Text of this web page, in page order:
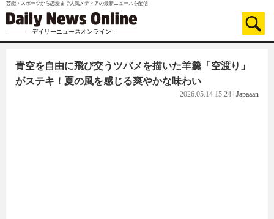
芸能・スポーツから恋愛まで人気メディアの最新ニュースを配信
デイリーニュースオンライン
青空を自由に飛び交うツバメを描いた羊羹「空渡り」
がステキ！夏の風を感じる爽やかな味わい
2026.05.14 15:24 Japaaan